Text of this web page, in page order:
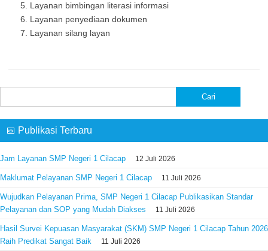
Layanan bimbingan literasi informasi
Layanan penyediaan dokumen
Layanan silang layan
untuk:
📅 Publikasi Terbaru
Jam Layanan SMP Negeri 1 Cilacap 12 Juli 2026
Maklumat Pelayanan SMP Negeri 1 Cilacap 11 Juli 2026
Wujudkan Pelayanan Prima, SMP Negeri 1 Cilacap Publikasikan Standar
Pelayanan dan SOP yang Mudah Diakses
11 Juli 2026
Hasil Survei Kepuasan Masyarakat (SKM) SMP Negeri 1 Cilacap Tahun 2026
Raih Predikat Sangat Baik
11 Juli 2026